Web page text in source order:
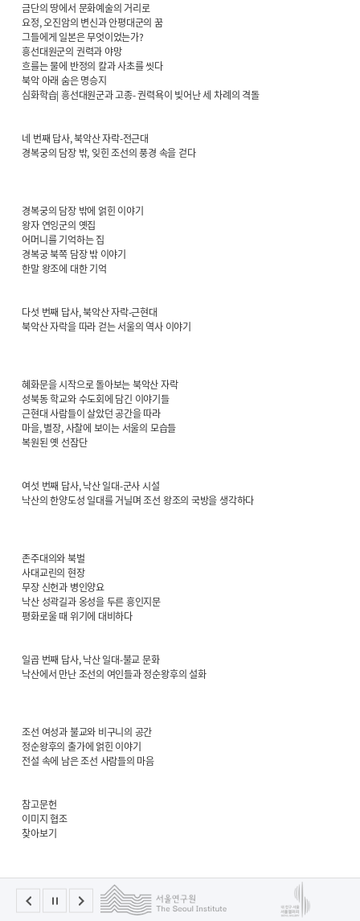
금단의 땅에서 문화예술의 거리로
요정, 오진암의 변신과 안평대군의 꿈
그들에게 일본은 무엇이었는가?
흥선대원군의 권력과 야망
흐를는 물에 반정의 칼과 사초를 씻다
북악 아래 숨은 명승지
심화학습| 흥선대원군과 고종- 권력욕이 빚어난 세 차례의 격돌
네 번째 답사, 북악산 자락-전근대
경복궁의 담장 밖, 잊힌 조선의 풍경 속을 걷다
경복궁의 담장 밖에 얽힌 이야기
왕자 연잉군의 옛집
어머니를 기억하는 집
경복궁 북쪽 담장 밖 이야기
한말 왕조에 대한 기억
다섯 번째 답사, 북악산 자락-근현대
북악산 자락을 따라 걷는 서울의 역사 이야기
혜화문을 시작으로 돌아보는 북악산 자락
성북동 학교와 수도회에 담긴 이야기들
근현대 사람들이 살았던 공간을 따라
마을, 별장, 사찰에 보이는 서울의 모습들
복원된 옛 선잠단
여섯 번째 답사, 낙산 일대-군사 시설
낙산의 한양도성 일대를 거닐며 조선 왕조의 국방을 생각하다
존주대의와 북벌
사대교린의 현장
무장 신헌과 병인양요
낙산 성곽길과 옹성을 두른 흥인지문
평화로울 때 위기에 대비하다
일곱 번째 답사, 낙산 일대-불교 문화
낙산에서 만난 조선의 여인들과 정순왕후의 설화
조선 여성과 불교와 비구니의 공간
정순왕후의 출가에 얽힌 이야기
전설 속에 남은 조선 사람들의 마음
참고문헌
이미지 협조
찾아보기